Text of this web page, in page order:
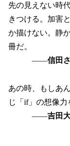
先の見えない時
きつける。加害
か描けない。静
冊だ。
――信田
あの時、もしあ
じ「if」の想像力
――吉田